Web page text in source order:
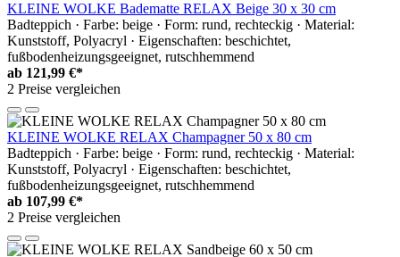
KLEINE WOLKE Badematte RELAX Beige 30 x 30 cm
Badteppich · Farbe: beige · Form: rund, rechteckig · Material:
Kunststoff, Polyacryl · Eigenschaften: beschichtet,
fußbodenheizungsgeeignet, rutschhemmend
ab 121,99 €*
2 Preise vergleichen
KLEINE WOLKE RELAX Champagner 50 x 80 cm
Badteppich · Farbe: beige · Form: rund, rechteckig · Material:
Kunststoff, Polyacryl · Eigenschaften: beschichtet,
fußbodenheizungsgeeignet, rutschhemmend
ab 107,99 €*
2 Preise vergleichen